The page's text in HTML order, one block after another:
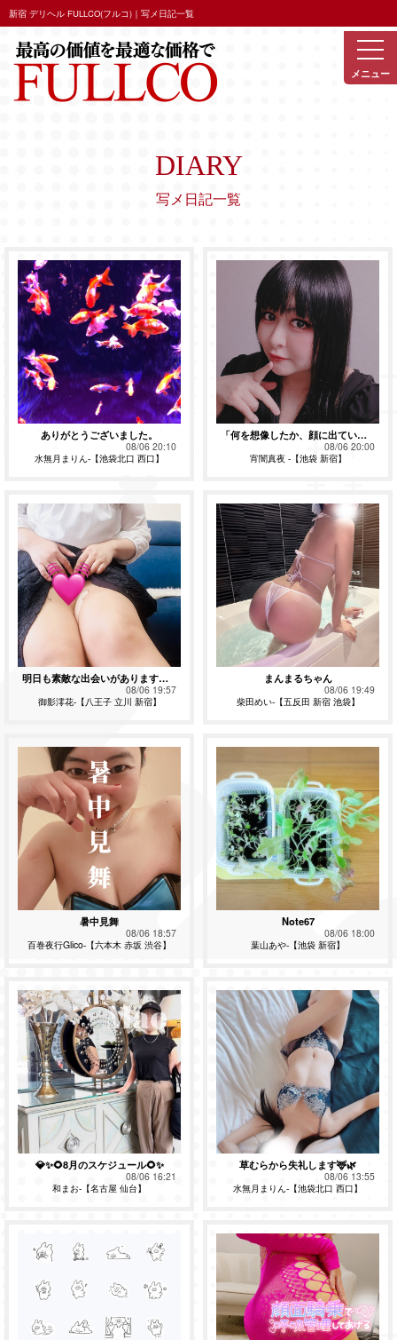
新宿 デリヘル FULLCO(フルコ)｜写メ日記一覧
DIARY
写メ日記一覧
ありがとうございました。
08/06 20:10
水無月まりん-【池袋北口 西口】
「何を想像したか、顔に出ていますよ♡」
08/06 20:00
宵闇真夜 -【池袋 新宿】
明日も素敵な出会いがありますように💕
08/06 19:57
御影澪花-【八王子 立川 新宿】
まんまるちゃん
08/06 19:49
柴田めい-【五反田 新宿 池袋】
暑中見舞
08/06 18:57
百巻夜行Glico-【六本木 赤坂 渋谷】
Note67
08/06 18:00
葉山あや-【池袋 新宿】
💎✨🌻8月のスケジュール🌻✨
08/06 16:21
和まお-【名古屋 仙台】
草むらから失礼します🦌🌿
08/06 13:55
水無月まりん-【池袋北口 西口】